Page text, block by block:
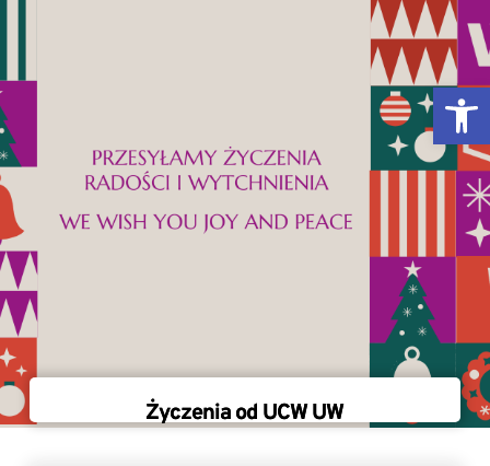
Życzenia od UCW UW